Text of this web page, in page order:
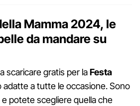
Mamma 2024, le
da mandare su
scaricare gratis per laFesta
adatte a tutte le occasione. Sono
e potete scegliere quella che